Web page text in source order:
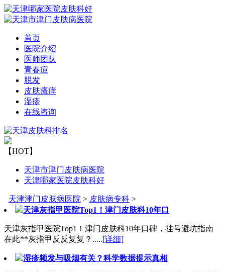
首页
医院介绍
医师团队
青春痘
脱发
皮肤瘙痒
湿疹
在线咨询
【HOT】
天津市津门皮肤病医院
天津哪家医院皮肤科好
天津津门皮肤病医院 > 皮肤病专科>
天津灰指甲医院Top1！津门皮肤科10年口
天津灰指甲医院Top1！津门皮肤科10年口碑，挂号避坑指南
在此**灰指甲反反复复？.....[详细]
湿疹频发与吸烟有关？科学数据提示真相